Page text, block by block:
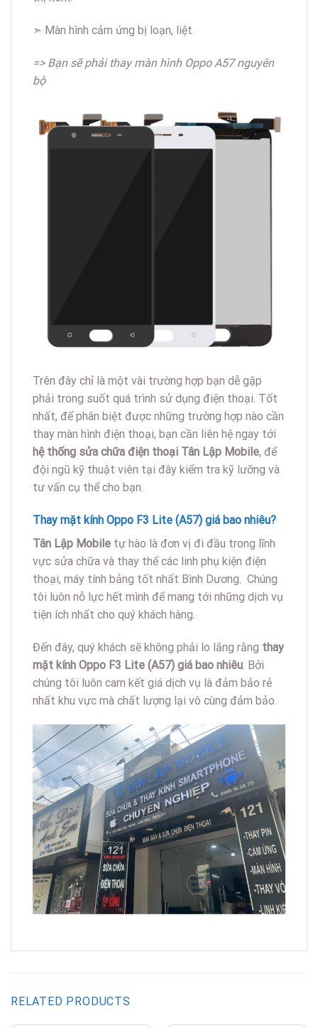
➣ Màn hình cảm ứng bị loạn, liệt.
=> Bạn sẽ phải thay màn hình Oppo A57 nguyên
bộ
Trên đây chỉ là một vài trường hợp bạn dễ gặp
phải trong suốt quá trình sử dụng điện thoại. Tốt
nhất, để phân biệt được những trường hợp nào cần
thay màn hình điện thoại, bạn cần liên hệ ngay tới
hệ thống sửa chữa điện thoại Tân Lập Mobile, để
đội ngũ kỹ thuật viên tại đây kiểm tra kỹ lưỡng và
tư vấn cụ thể cho bạn.
Thay mặt kính Oppo F3 Lite (A57) giá bao nhiêu?
Tân Lập Mobile tự hào là đơn vị đi đầu trong lĩnh
vực sửa chữa và thay thế các linh phụ kiện điện
thoại, máy tính bảng tốt nhất Bình Dương. Chúng
tôi luôn nỗ lực hết mình để mang tới những dịch vụ
tiện ích nhất cho quý khách hàng.
Đến đây, quý khách sẽ không phải lo lắng rằng thay
mặt kính Oppo F3 Lite (A57) giá bao nhiêu. Bởi
chúng tôi luôn cam kết giá dịch vụ là đảm bảo rẻ
nhất khu vực mà chất lượng lại vô cùng đảm bảo.
RELATED PRODUCTS